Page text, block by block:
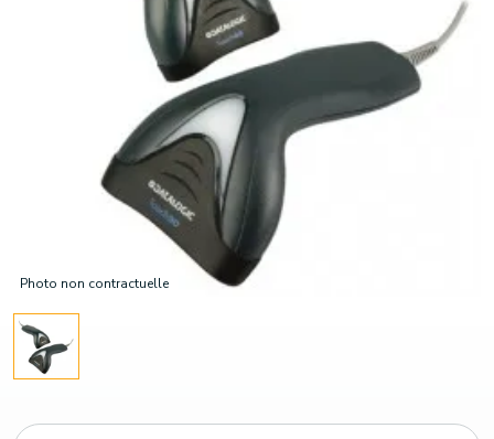
Photo non contractuelle